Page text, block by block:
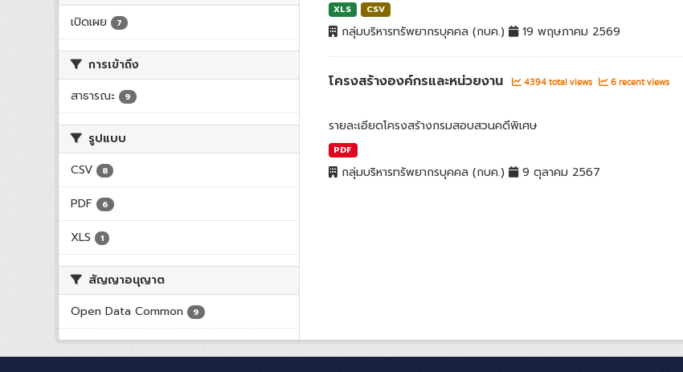
เปิดเผย
7
การเข้าถึง
สาธารณะ
9
รูปแบบ
CSV
8
PDF 6
XLS 1
สัญญาอนุญาต
Open Data Common
9
XLS CSV
กลุ่มบริหารทรัพยากรบุคคล (กบค.) 19 พฤษภาคม 2569
โครงสร้างองค์กรและหน่วยงาน 4394 total views 6 recent views
รายละเอียดโครงสร้างกรมสอบสวนคดีพิเศษ
PDF
กลุ่มบริหารทรัพยากรบุคคล (กบค.) 9 ตุลาคม 2567